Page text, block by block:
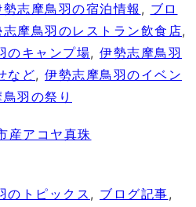
勢志摩鳥羽の宿泊情報 , ブロ
志摩鳥羽のレストラン飲食店,
のキャンプ場, 伊勢志摩鳥羽
など, 伊勢志摩鳥羽のイベン
羽の祭り
産アコヤ真珠
のトピックス, ブログ記事,